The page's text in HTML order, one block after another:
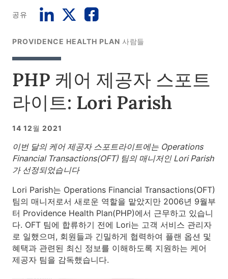
공유
PROVIDENCE HEALTH PLAN 사람들
PHP 케어 제공자 스포트
라이트: Lori Parish
14 12월 2021
이번 달의 케어 제공자 스포트라이트에는 Operations
Financial Transactions(OFT) 팀의 매니저인 Lori Parish
가 선정되었습니다
Lori Parish는 Operations Financial Transactions(OFT)
팀의 매니저로서 새로운 역할을 맡았지만 2006년 9월부
터 Providence Health Plan(PHP)에서 근무하고 있습니
다. OFT 팀에 합류하기 전에 Lori는 고객 서비스 관리자
로 일했으며, 회원들과 긴밀하게 협력하여 플랜 옵션 및
혜택과 관련된 최신 정보를 이해하도록 지원하는 케어
제공자 팀을 감독했습니다.